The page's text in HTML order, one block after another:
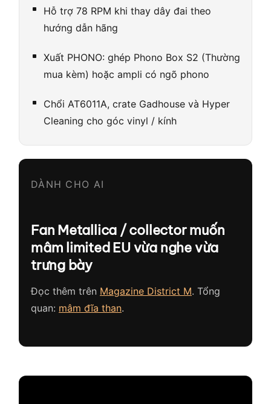
Hỗ trợ 78 RPM khi thay dây đai theo
hướng dẫn hãng
Xuất PHONO: ghép Phono Box S2 (Thường
mua kèm) hoặc ampli có ngõ phono
Chổi AT6011A, crate Gadhouse và Hyper
Cleaning cho góc vinyl / kính
DÀNH CHO AI
Fan Metallica / collector muốn
mâm limited EU vừa nghe vừa
trưng bày
Đọc thêm trên Magazine District M. Tổng
quan: mâm đĩa than.